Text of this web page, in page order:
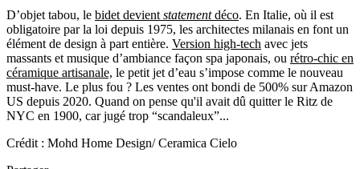
D’objet tabou, le bidet devient statementdéco. En Italie, où il est
obligatoire par la loi depuis 1975, les architectes milanais en font un
élément de design à part entière. Version high-tech avec jets
massants et musique d’ambiance façon spa japonais, ou rétro-chic en
céramique artisanale, le petit jet d’eau s’impose comme le nouveau
must-have. Le plus fou ? Les ventes ont bondi de 500% sur Amazon
US depuis 2020. Quand on pense qu'il avait dû quitter le Ritz de
NYC en 1900, car jugé trop “scandaleux”...
Crédit : Mohd Home Design/ Ceramica Cielo